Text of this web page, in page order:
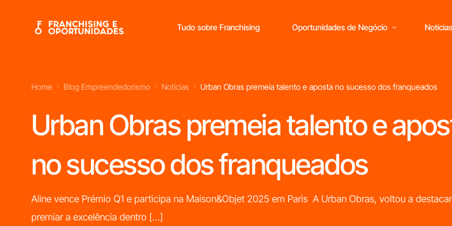
Tudo sobre Franchising Oportunidades de Negócio
Domésticas
Franchising
Imobiliário
Franchising Apoio
Domiciliário
próprio negócio?
Notícias
Home Blog Empreendedorismo Notícias Urban Obras premeia talento e aposta no sucesso dos franqueados
Urban Obras premeia talento e
no sucesso dos franqueados
Aline vence Prémio Q1 e participa na Maison&Objet 2025 em Paris A Urban Obras, voltou a
premiar a excelência dentro […]